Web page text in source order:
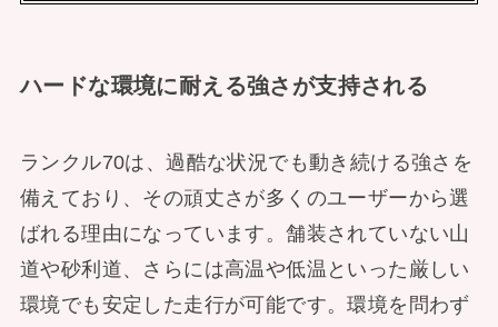
ハードな環境に耐える強さが支持される
ランクル70は、過酷な状況でも動き続ける強さを
備えており、その頑丈さが多くのユーザーから選
ばれる理由になっています。舗装されていない山
道や砂利道、さらには高温や低温といった厳しい
環境でも安定した走行が可能です。環境を問わず